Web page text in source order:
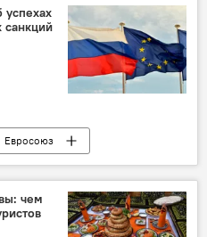
успехах
санкций
Евросоюз
чем